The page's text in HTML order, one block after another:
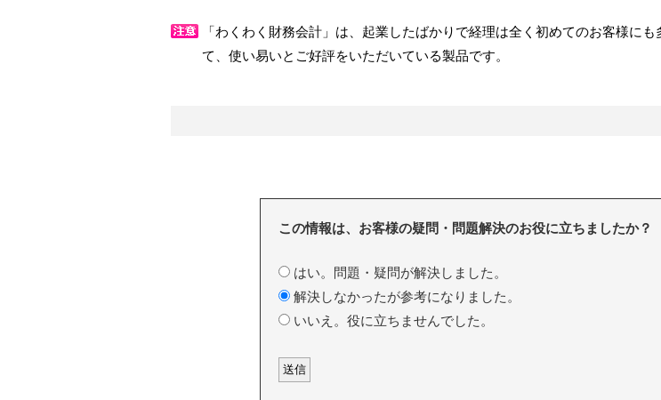
「わくわく財務会計」は、起業したばかりで経理は全く初めてのお客様に
て、使い易いとご好評をいただいている製品です。
この情報は、お客様の疑問・問題解決のお役に立ちましたか？
はい。問題・疑問が解決しました。
解決しなかったが参考になりました。
いいえ。役に立ちませんでした。